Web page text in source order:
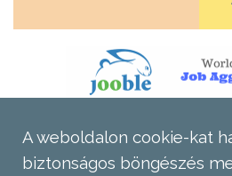
A weboldalon cookie-kat
biztonságos böngészés